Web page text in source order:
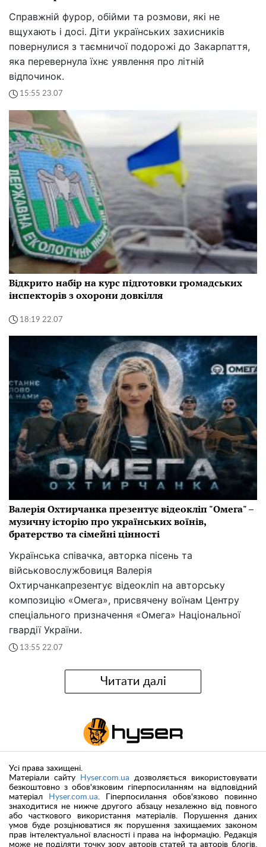
Справжній фурор, обійми та розмови, які не
вщухають і досі. Діти українських захисників
повернулися з таємничої подорожі до Закарпаття,
яка перевернула їхнє уявлення про літній
відпочинок.
15:55 23.07
Відкрито набір на курс підготовки громадських
інспекторів з охорони довкілля
18:19 22.07
Валерія Охтирчанка презентує відеокліп "Омега" –
музичну історію про українських воїнів,
братерство та сімейні цінності
Українська співачка, авторка пісень та
військовослужбовиця Валерія
Охтирчанкапрезентує відеокліп на авторську
композицію «Омега», присвячену воїнам Центру
спеціального призначення «Омега» Національної
гвардії України.
13:55 22.07
Читати далі
Усі права захищені.
Матеріали сайту
Hyser.com.ua дозволяється використовувати
безкоштовно з обов'язковим гіперпосиланням на відповідний
матеріал
Hyser.com.ua. Гіперпосилання обов'язково повинно
знаходитися не нижче другого абзацу незалежно від повного
або часткового використання матеріалів. Порушення даних
умов буде розцінюватися як порушення захищаемих законом
прав інтелектуальної власності і права на інформацію. Редакція
може не поділяти точку зору авторів статей та авторів блогів.